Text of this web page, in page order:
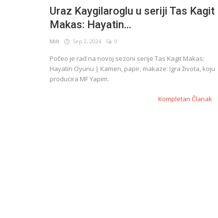
Uraz Kaygilaroglu u seriji Tas Kagit
Makas: Hayatin...
Milt Sep 2, 2024 0
Počeo je rad na novoj sezoni serije Tas Kagit Makas:
Hayatin Oyunu | Kamen, papir, makaze: Igra života, koju
producira MF Yapim.
Kompletan Članak